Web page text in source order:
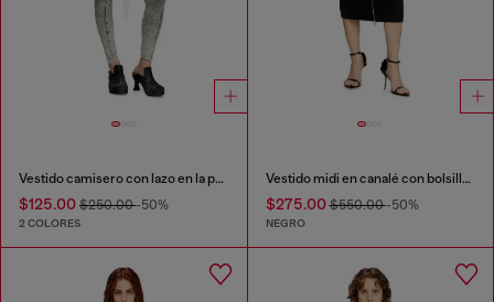
Vestido camisero con lazo en la parte delantera
$125.00 $250.00-50%
2 COLORES
Vestido midi en canalé con bolsillos cargo
$275.00$550.00-50%
NEGRO